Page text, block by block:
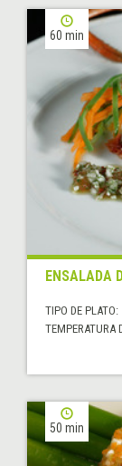
60 min
ENSALADA
TIPO DE PLATO:
TEMPERATURA
50 min